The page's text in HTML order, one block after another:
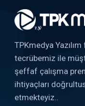
TPKmedya
tecrübemiz ile
şeffaf çalışma
ihtiyaçları
etmekteyiz..